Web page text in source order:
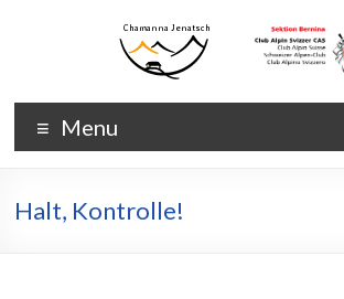
Chamanna
Jenatsch
Chamanna
Jenatsch
CAS
Menu
Halt, Kontrolle!